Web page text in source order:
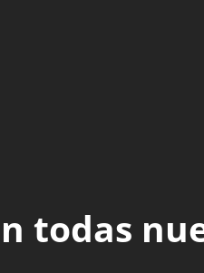
todas